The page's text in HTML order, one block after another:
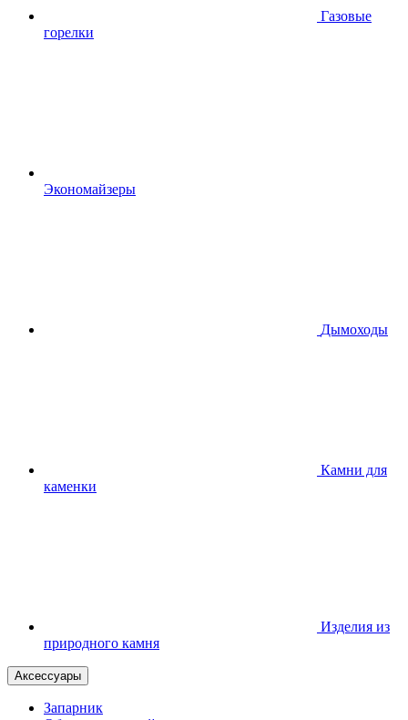
Газовые
горелки
Экономайзеры
Дымоходы
Камни для
каменки
Изделия из
природного камня
Аксессуары
Запарник